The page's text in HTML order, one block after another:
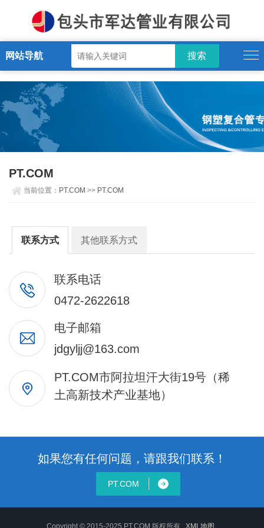
PT.COM
网站导航
PT.COM
当前位置： PT.COM >> PT.COM
联系方式 其他联系方式
联系电话
0472-2622618
电子邮箱
jdgyljj@163.com
PT.COM市阿拉坦汗大街19号（稀
土高新技术产业基地）
如果您有任何问题，请跟我们联系！
PT.COM